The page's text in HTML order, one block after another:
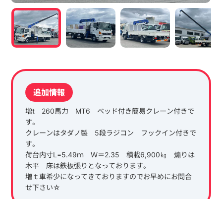
追加情報
増t 260馬力 MT6 ベッド付き簡易クレーン付きで
す。
クレーンはタダノ製 5段ラジコン フックイン付きで
す。
荷台内寸L=5.49ｍ Ｗ＝2.35 積載6,900㎏ 煽りは
木平 床は鉄板張りとなっております。
増ｔ車希少になってきておりますのでお早めにお問合
せ下さい☆